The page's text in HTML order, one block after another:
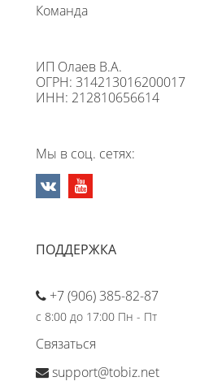
Команда
ИП Олаев В.А.
ОГРН: 314213016200017
ИНН: 212810656614
Мы в соц. сетях:
ПОДДЕРЖКА
+7 (906) 385-82-87
с 8:00 до 17:00 Пн - Пт
Связаться
support@tobiz.net